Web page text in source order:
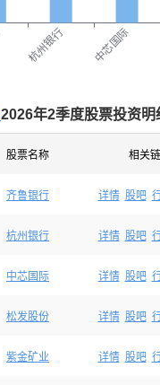
杭州银行 中芯国际
2026年2季度股票投资明
股票名称 相关
齐鲁银行 详情 股吧
杭州银行 详情 股吧
中芯国际 详情 股吧
松发股份 详情 股吧
紫金矿业 详情 股吧